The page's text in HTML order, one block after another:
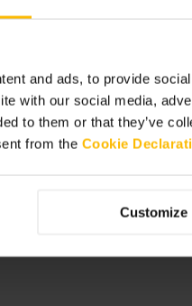
and ads, to provide
with our social media,
to them or that they’ve
from the Cookie
Customize
ابدأ بطلبيّة بسيطة: قهوة